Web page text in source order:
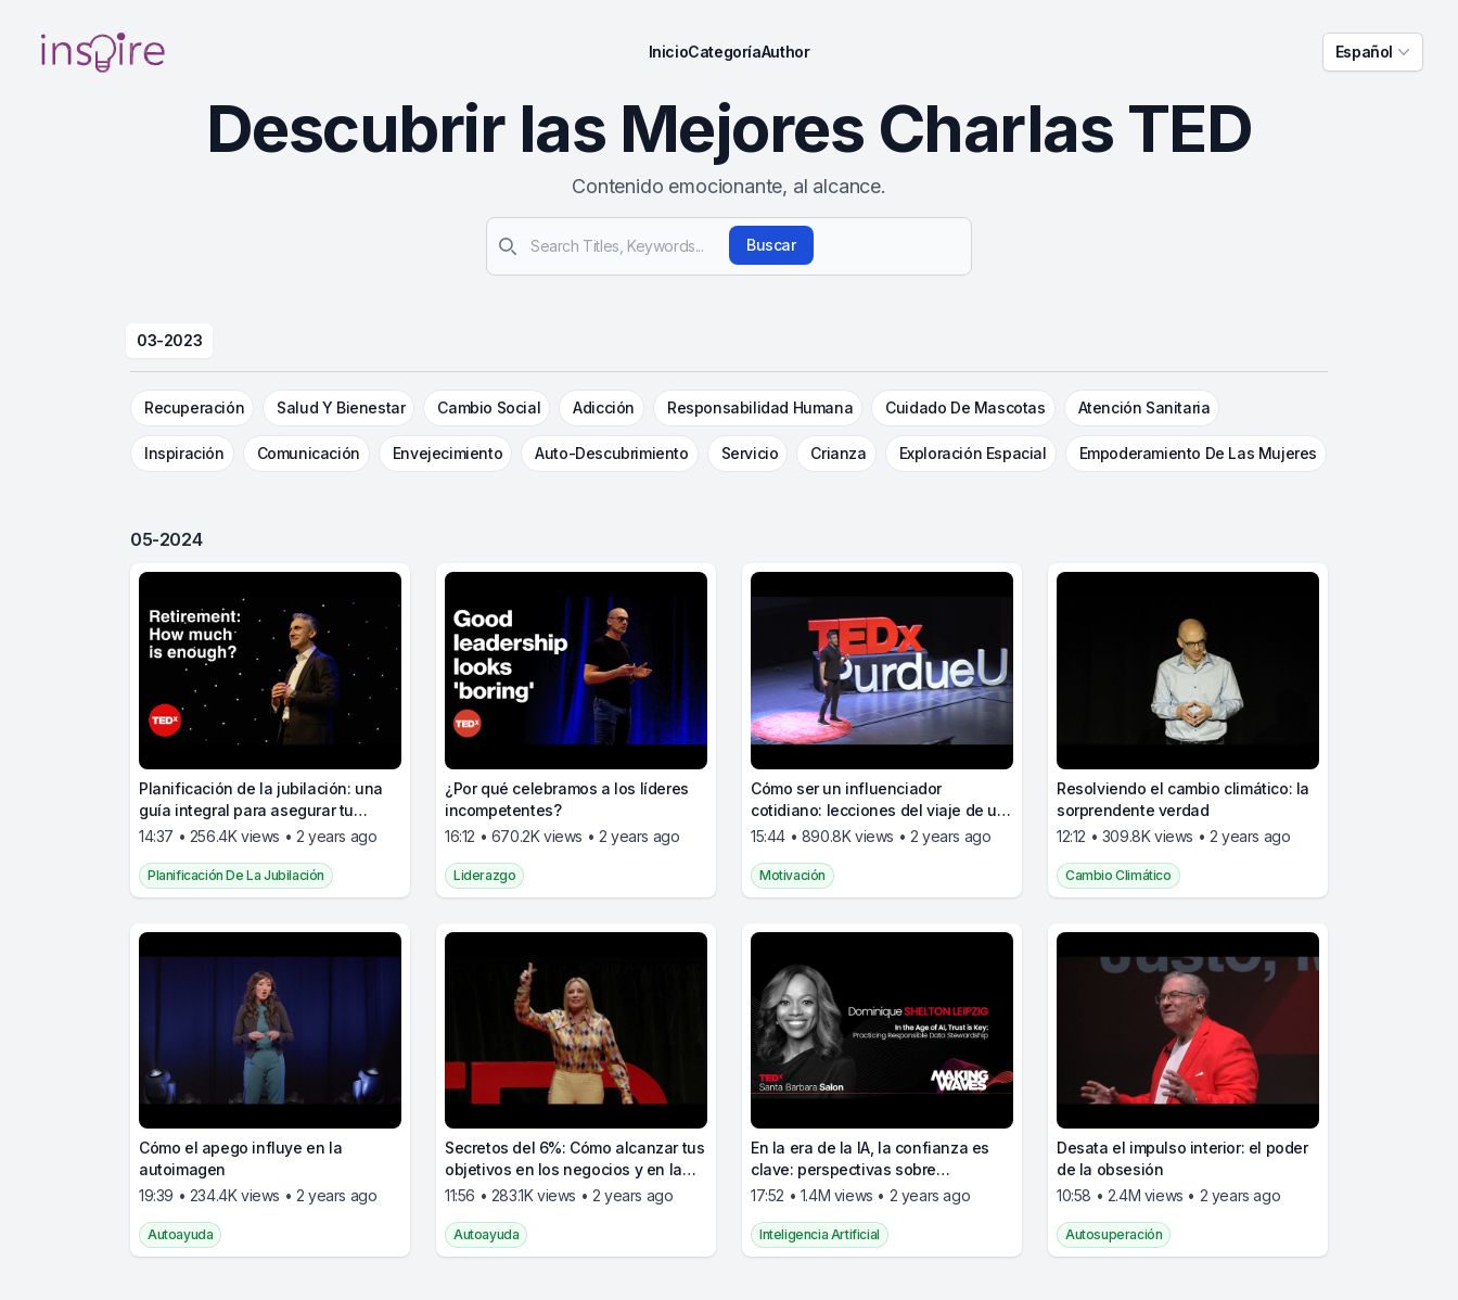
Your Company
InicioCategoríaAuthor Español
Descubrir las Mejores Charlas TED
Contenido emocionante, al alcance.
Buscar
Buscar
03-2023
Recuperación Salud Y Bienestar Cambio Social Adicción Responsabilidad Humana Cuidado De Mascotas Atención Sanitaria
Inspiración Comunicación Envejecimiento Auto-Descubrimiento Servicio Crianza Exploración Espacial Empoderamiento De Las Mujeres
05-2024
Planificación de la jubilación: una
guía integral para asegurar tu
futuro financiero
14:37 • 256.4K views • 2 years ago
Planificación De La Jubilación
¿Por qué celebramos a los líderes
incompetentes?
16:12 • 670.2K views • 2 years ago
Liderazgo
Cómo ser un influenciador
cotidiano: lecciones del viaje de un
malabarista
15:44 • 890.8K views • 2 years ago
Motivación
Resolviendo el cambio climático: la
sorprendente verdad
12:12 • 309.8K views • 2 years ago
Cambio Climático
Cómo el apego influye en la
autoimagen
19:39 • 234.4K views • 2 years ago
Autoayuda
Secretos del 6%: Cómo alcanzar tus
objetivos en los negocios y en la
vida
11:56 • 283.1K views • 2 years ago
Autoayuda
En la era de la IA, la confianza es
clave: perspectivas sobre
gobernanza y seguridad
17:52 • 1.4M views • 2 years ago
Inteligencia Artificial
Desata el impulso interior: el poder
de la obsesión
10:58 • 2.4M views • 2 years ago
Autosuperación